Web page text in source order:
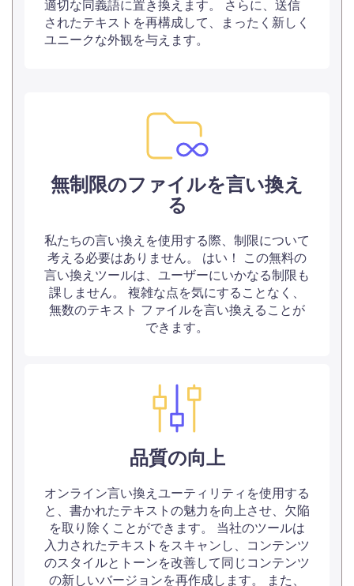
適切な同義語に置き換えます。 さらに、送信
されたテキストを再構成して、まったく新しく
ユニークな外観を与えます。
無制限のファイルを言い換え
る
私たちの言い換えを使用する際、制限について
考える必要はありません。 はい！ この無料の
言い換えツールは、ユーザーにいかなる制限も
課しません。 複雑な点を気にすることなく、
無数のテキスト ファイルを言い換えることが
できます。
品質の向上
オンライン言い換えユーティリティを使用する
と、書かれたテキストの魅力を向上させ、欠陥
を取り除くことができます。 当社のツールは
入力されたテキストをスキャンし、コンテンツ
のスタイルとトーンを改善して同じコンテンツ
の新しいバージョンを再作成します。 また、